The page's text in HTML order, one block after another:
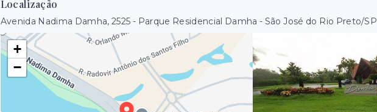
Localização
Avenida Nadima Damha, 2525 - Parque Residencial Damha - São José do Rio Preto/SP
+
−